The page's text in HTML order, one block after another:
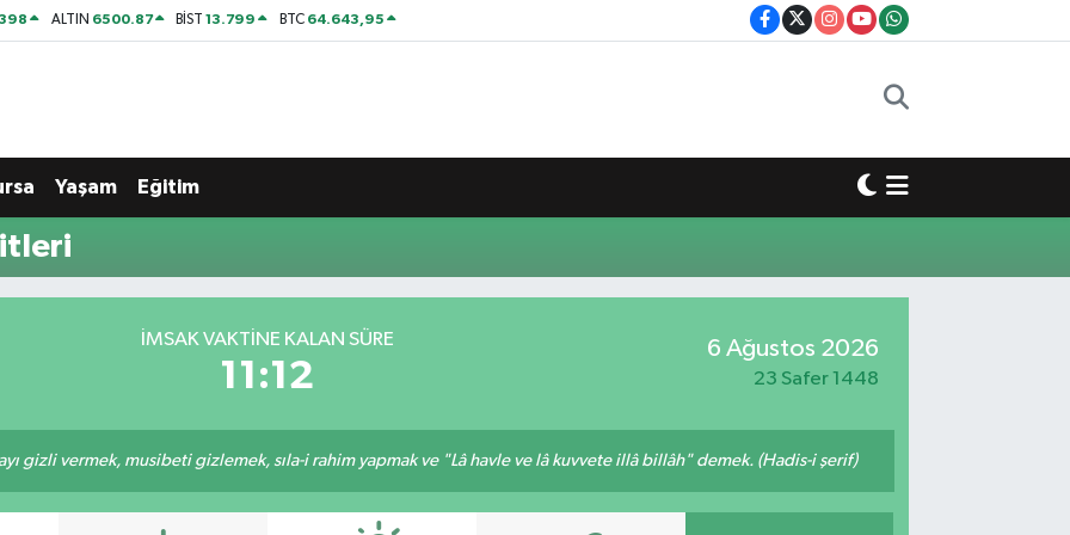
ALTIN 6500.87 BİST13.799 BTC 64.643,95
Yaşam Eğitim
İMSAK VAKTINE KALAN SÜRE
11:11
6 Ağustos 2026
23 Safer 1448
gizli vermek, musibeti gizlemek, sıla-i rahim yapmak ve "Lâ havle ve lâ kuvvete illâ billâh" demek. (Hadis-i şerif)